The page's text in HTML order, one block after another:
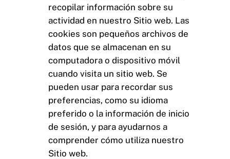
recopilar información sobre su
actividad en nuestro Sitio web. Las
cookies son pequeños archivos de
datos que se almacenan en su
computadora o dispositivo móvil
cuando visita un sitio web. Se
pueden usar para recordar sus
preferencias, como su idioma
preferido o la información de inicio
de sesión, y para ayudarnos a
comprender cómo utiliza nuestro
Sitio web.